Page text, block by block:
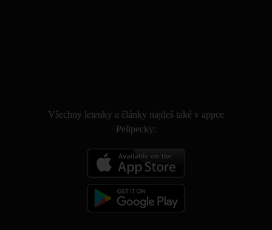
Všechny letenky a články najdeš také v appce
Pelipecky: